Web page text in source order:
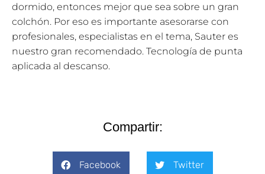
dormido, entonces mejor que sea sobre un gran
colchón. Por eso es importante asesorarse con
profesionales, especialistas en el tema, Sauter es
nuestro gran recomendado. Tecnología de punta
aplicada al descanso.
Compartir:
Facebook Twitter